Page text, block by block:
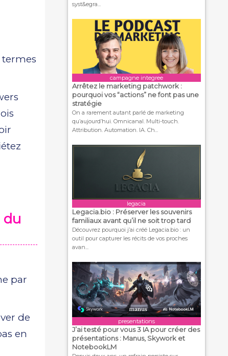
du
par
de
en
syst&egra...
campagne integree
Arrêtez le marketing patchwork :
pourquoi vos “actions” ne font pas une
stratégie
On a rarement autant parlé de marketing
qu’aujourd’hui. Omnicanal. Multi-touch.
Attribution. Automation. IA. Ch...
legacia
Legacia.bio : Préserver les souvenirs
familiaux avant qu’il ne soit trop tard
Découvrez pourquoi j’ai créé Legacia.bio : un
outil pour capturer les récits de vos proches
avan...
presentations
J’ai testé pour vous 3 IA pour créer des
présentations : Manus, Skywork et
NotebookLM